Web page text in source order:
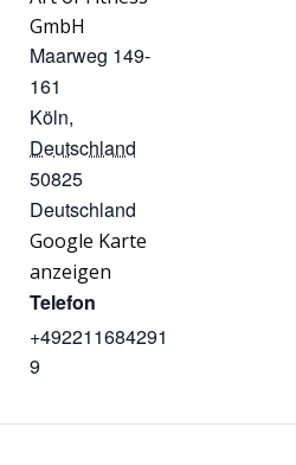
GmbH
Maarweg 149-
161
Köln,
Deutschland
50825
Deutschland
Google Karte
anzeigen
Telefon
+492211684291
9